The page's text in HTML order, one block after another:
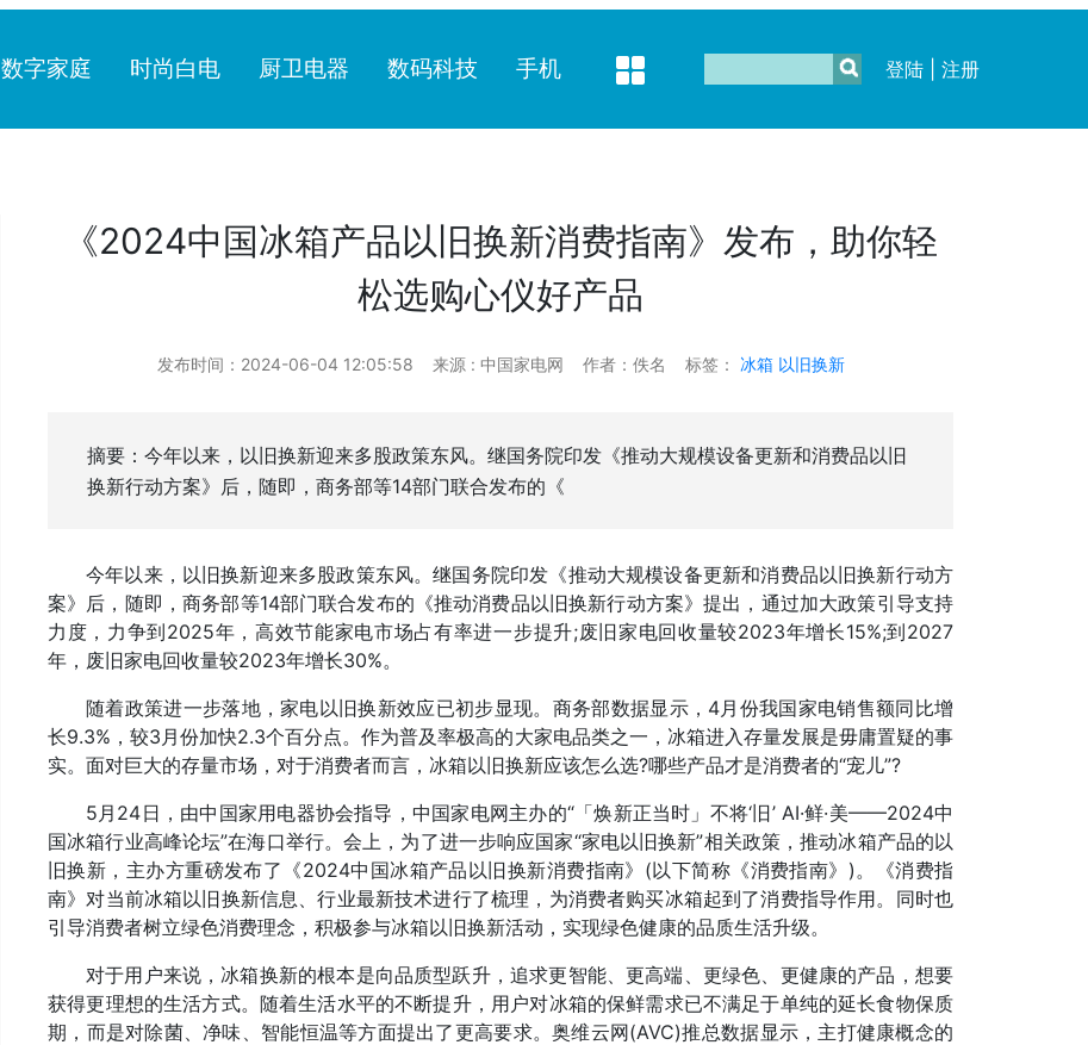
数字家庭 时尚白电 厨卫电器 数码科技 手机 登陆| 注册
《2024中国冰箱产品以旧换新消费指南》发布，助你轻
松选购心仪好产品
发布时间：2024-06-04 12:05:58 来源 : 中国家电网 作者：佚名 标签： 冰箱 以旧换新
摘要：今年以来，以旧换新迎来多股政策东风。继国务院印发《推动大规模设备更新和消费品以旧
换新行动方案》后，随即，商务部等14部门联合发布的《
今年以来，以旧换新迎来多股政策东风。继国务院印发《推动大规模设备更新和消费品以旧换新行动方
案》后，随即，商务部等14部门联合发布的《推动消费品以旧换新行动方案》提出，通过加大政策引导支持
力度，力争到2025年，高效节能家电市场占有率进一步提升;废旧家电回收量较2023年增长15%;到2027
年，废旧家电回收量较2023年增长30%。
随着政策进一步落地，家电以旧换新效应已初步显现。商务部数据显示，4月份我国家电销售额同比增
长9.3%，较3月份加快2.3个百分点。作为普及率极高的大家电品类之一，冰箱进入存量发展是毋庸置疑的事
实。面对巨大的存量市场，对于消费者而言，冰箱以旧换新应该怎么选?哪些产品才是消费者的“宠儿”?
5月24日，由中国家用电器协会指导，中国家电网主办的“「焕新正当时」不将‘旧’ AI·鲜·美——2024中
国冰箱行业高峰论坛”在海口举行。会上，为了进一步响应国家“家电以旧换新”相关政策，推动冰箱产品的以
旧换新，主办方重磅发布了《2024中国冰箱产品以旧换新消费指南》(以下简称《消费指南》)。《消费指
南》对当前冰箱以旧换新信息、行业最新技术进行了梳理，为消费者购买冰箱起到了消费指导作用。同时也
引导消费者树立绿色消费理念，积极参与冰箱以旧换新活动，实现绿色健康的品质生活升级。
对于用户来说，冰箱换新的根本是向品质型跃升，追求更智能、更高端、更绿色、更健康的产品，想要
获得更理想的生活方式。随着生活水平的不断提升，用户对冰箱的保鲜需求已不满足于单纯的延长食物保质
期，而是对除菌、净味、智能恒温等方面提出了更高要求。奥维云网(AVC)推总数据显示，主打健康概念的